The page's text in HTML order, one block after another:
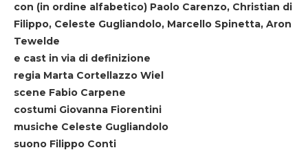
con (in ordine alfabetico) Paolo Carenzo, Christian di
Filippo, Celeste Gugliandolo, Marcello Spinetta, Aron
Tewelde
e cast in via di definizione
regia Marta Cortellazzo Wiel
scene Fabio Carpene
costumi Giovanna Fiorentini
musiche Celeste Gugliandolo
suono Filippo Conti